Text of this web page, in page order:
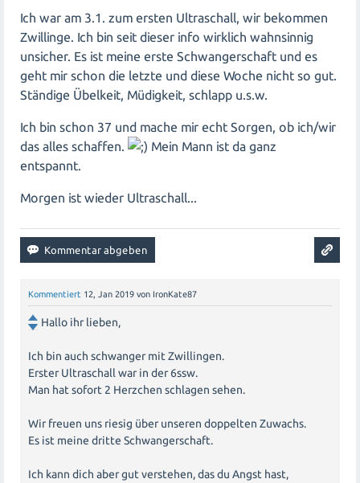
Ich war am 3.1. zum ersten Ultraschall, wir bekommen
Zwillinge. Ich bin seit dieser info wirklich wahnsinnig
unsicher. Es ist meine erste Schwangerschaft und es
geht mir schon die letzte und diese Woche nicht so gut.
Ständige Übelkeit, Müdigkeit, schlapp u.s.w.
Ich bin schon 37 und mache mir echt Sorgen, ob ich/wir
das alles schaffen.
Mein Mann ist da ganz
entspannt.
Morgen ist wieder Ultraschall...
Kommentiert 12, Jan 2019 von IronKate87
Hallo ihr lieben,
Ich bin auch schwanger mit Zwillingen.
Erster Ultraschall war in der 6ssw.
Man hat sofort 2 Herzchen schlagen sehen.
Wir freuen uns riesig über unseren doppelten Zuwachs.
Es ist meine dritte Schwangerschaft.
Ich kann dich aber gut verstehen, das du Angst hast,